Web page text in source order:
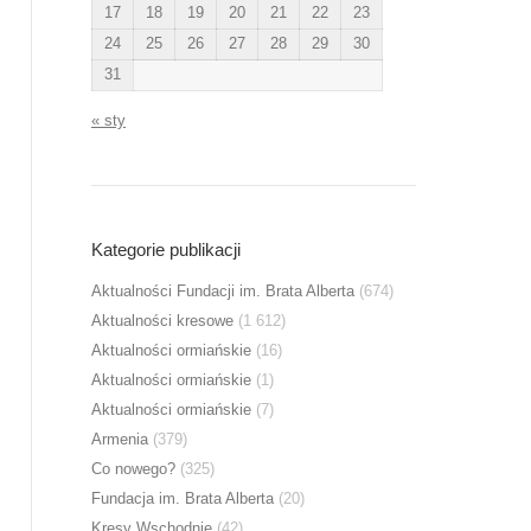
17
18 19 20 21 22
23
24
25 26 27 28 29
30
31
« sty
Kategorie publikacji
Aktualności Fundacji im. Brata Alberta (674)
Aktualności kresowe (1 612)
Aktualności ormiańskie (16)
Aktualności ormiańskie (1)
Aktualności ormiańskie (7)
Armenia (379)
Co nowego? (325)
Fundacja im. Brata Alberta (20)